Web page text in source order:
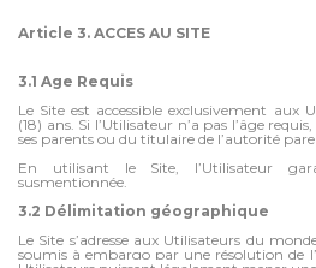
Article 3. ACCES AU SITE
3.1 Age Requis
Le Site est accessible exclusivement aux
(18) ans. Si l’Utilisateur n’a pas l’âge
ses parents ou du titulaire de l’autorité
En utilisant le Site, l’Utilisateur
susmentionnée.
3.2 Délimitation géographique
Le Site s’adresse aux Utilisateurs du
soumis à embargo par une résolution de